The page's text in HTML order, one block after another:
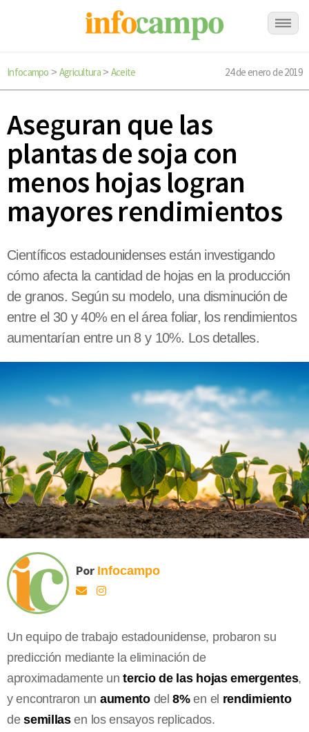
Infocampo > Agricultura> Aceite 24 de enero de 2019
Aseguran que las
plantas de soja con
menos hojas logran
mayores rendimientos
Científicos estadounidenses están investigando
cómo afecta la cantidad de hojas en la producción
de granos. Según su modelo, una disminución de
entre el 30 y 40% en el área foliar, los rendimientos
aumentarían entre un 8 y 10%. Los detalles.
Por Infocampo
Un equipo de trabajo estadounidense, probaron su
predicción mediante la eliminación de
aproximadamente untercio de las hojas emergentes,
y encontraron un aumentodel8%en el rendimiento
desemillasen los ensayos replicados.